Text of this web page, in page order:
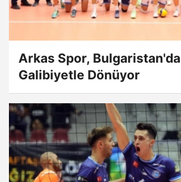
Arkas Spor,
Galibiyetle Dönüyor